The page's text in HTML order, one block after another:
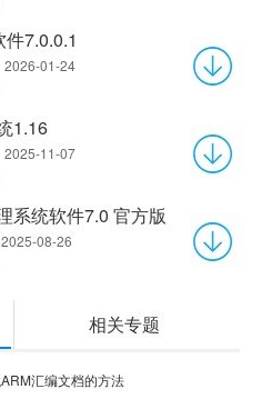
7.0.0.1
2026-01-24
1.16
2025-11-07
系统软件7.0 官方版
2025-08-26
相关专题
汇编文档的方法